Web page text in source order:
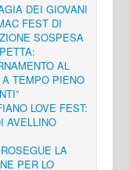
DEI GIOVANI
FEST DI
SOSPESA
AL
TEMPO PIENO
LOVE FEST:
AVELLINO
LA
PER LO